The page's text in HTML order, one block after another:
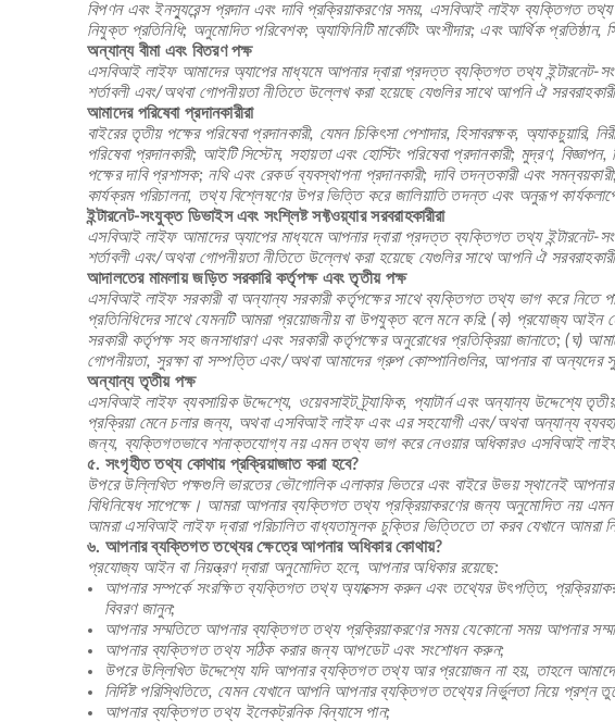
বিপণন এবং ইনস্যুরেন্স প্রদান এবং দাবি প্রক্রিয়াকরণের সময়, এসবিআই লাইফ ব্যক্তিগত তথ্য
নিযুক্ত প্রতিনিধি; অনুমোদিত পরিবেশক; অ্যাফিনিটি মার্কেটিং অংশীদার; এবং আর্থিক
অন্যান্য বীমা এবং বিতরণ পক্ষ
এসবিআই লাইফ আমাদের অ্যাপের মাধ্যমে আপনার দ্বারা প্রদত্ত ব্যক্তিগত তথ্য ইন্টারনেট-
শর্তাবলী এবং/অথবা গোপনীয়তা নীতিতে উল্লেখ করা হয়েছে যেগুলির সাথে আপনি ঐ
আমাদের পরিষেবা প্রদানকারীরা
বাইরের তৃতীয় পক্ষের পরিষেবা প্রদানকারী, যেমন চিকিৎসা পেশাদার, হিসাবরক্ষক, অ্যাকচুয়ারি,
পরিষেবা প্রদানকারী; আইটি সিস্টেম, সহায়তা এবং হোস্টিং পরিষেবা প্রদানকারী; মুদ্রণ,
পক্ষের দাবি প্রশাসক; নথি এবং রেকর্ড ব্যবস্থাপনা প্রদানকারী; দাবি তদন্তকারী এবং
কার্যক্রম পরিচালনা, তথ্য বিশ্লেষণের উপর ভিত্তি করে জালিয়াতি তদন্ত এবং অনুরূপ
ইন্টারনেট-সংযুক্ত ডিভাইস এবং সংশ্লিষ্ট সফ্টওয়্যার সরবরাহকারীরা
এসবিআই লাইফ আমাদের অ্যাপের মাধ্যমে আপনার দ্বারা প্রদত্ত ব্যক্তিগত তথ্য ইন্টারনেট-
শর্তাবলী এবং/অথবা গোপনীয়তা নীতিতে উল্লেখ করা হয়েছে যেগুলির সাথে আপনি ঐ
আদালতের মামলায় জড়িত সরকারি কর্তৃপক্ষ এবং তৃতীয় পক্ষ
এসবিআই লাইফ সরকারী বা অন্যান্য সরকারী কর্তৃপক্ষের সাথে ব্যক্তিগত তথ্য ভাগ করে নিতে
প্রতিনিধিদের সাথে যেমনটি আমরা প্রয়োজনীয় বা উপযুক্ত বলে মনে করি: (ক) প্রযোজ্য আইন
সরকারী কর্তৃপক্ষ সহ জনসাধারণ এবং সরকারী কর্তৃপক্ষের অনুরোধের প্রতিক্রিয়া জানাতে; (ঘ)
গোপনীয়তা, সুরক্ষা বা সম্পত্তি এবং/অথবা আমাদের গ্রুপ কোম্পানিগুলির, আপনার বা
অন্যান্য তৃতীয় পক্ষ
এসবিআই লাইফ ব্যবসায়িক উদ্দেশ্যে, ওয়েবসাইট ট্র্যাফিক, প্যাটার্ন এবং অন্যান্য
প্রক্রিয়া মেনে চলার জন্য, অথবা এসবিআই লাইফ এবং এর সহযোগী এবং/অথবা অন্যান্য
জন্য, ব্যক্তিগতভাবে শনাক্তযোগ্য নয় এমন তথ্য ভাগ করে নেওয়ার অধিকারও এসবিআই লাইফ
৫. সংগৃহীত তথ্য কোথায় প্রক্রিয়াজাত করা হবে?
উপরে উল্লিখিত পক্ষগুলি ভারতের ভৌগোলিক এলাকার ভিতরে এবং বাইরে উভয় স্থানেই
বিধিনিষেধ সাপেক্ষে। আমরা আপনার ব্যক্তিগত তথ্য প্রক্রিয়াকরণের জন্য অনুমোদিত নয়
আমরা এসবিআই লাইফ দ্বারা পরিচালিত বাধ্যতামূলক চুক্তির ভিত্তিতে তা করব যেখানে আমরা
৬. আপনার ব্যক্তিগত তথ্যের ক্ষেত্রে আপনার অধিকার কোথায়?
প্রযোজ্য আইন বা নিয়ন্ত্রণ দ্বারা অনুমোদিত হলে, আপনার অধিকার রয়েছে:
আপনার সম্পর্কে সংরক্ষিত ব্যক্তিগত তথ্য অ্যাক্সেস করুন এবং তথ্যের উৎপত্তি,
বিবরণ জানুন;
আপনার সম্মতিতে আপনার ব্যক্তিগত তথ্য প্রক্রিয়াকরণের সময় যেকোনো সময় আপনার
আপনার ব্যক্তিগত তথ্য সঠিক করার জন্য আপডেট এবং সংশোধন করুন;
উপরে উল্লিখিত উদ্দেশ্যে যদি আপনার ব্যক্তিগত তথ্য আর প্রয়োজন না হয়, তাহলে
নির্দিষ্ট পরিস্থিতিতে, যেমন যেখানে আপনি আপনার ব্যক্তিগত তথ্যের নির্ভুলতা নিয়ে
আপনার ব্যক্তিগত তথ্য ইলেকট্রনিক বিন্যাসে পান;